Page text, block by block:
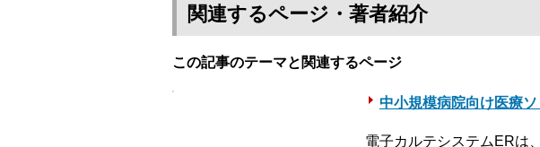
関連するページ・著者紹介
この記事のテーマと関連するページ
中小規模病院向け医療
電子カルテシステムERは